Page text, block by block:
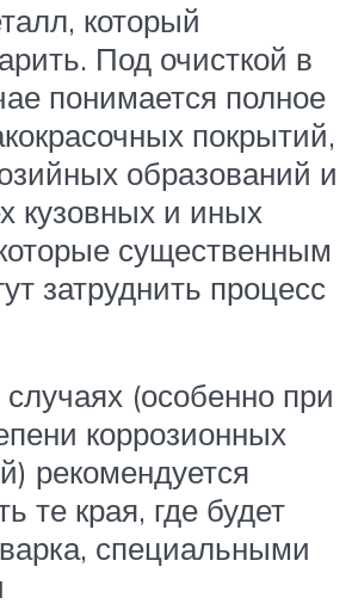
который
Под очисткой в
понимается полное
покрытий,
образований и
кузовных и иных
существенным
затруднить процесс
(особенно при
коррозионных
рекомендуется
те края, где будет
специальными